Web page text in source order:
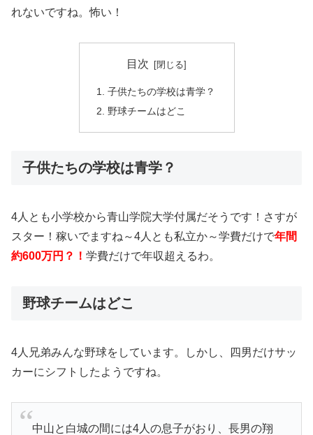
れないですね。怖い！
目次
子供たちの学校は青学？
野球チームはどこ
子供たちの学校は青学？
4人とも小学校から青山学院大学付属だそうです！さすが
スター！稼いでますね～4人とも私立か～学費だけで年間
約600万円？！ 学費だけで年収超えるわ。
野球チームはどこ
4人兄弟みんな野球をしています。しかし、四男だけサッ
カーにシフトしたようですね。
中山と白城の間には4人の息子がおり、長男の翔